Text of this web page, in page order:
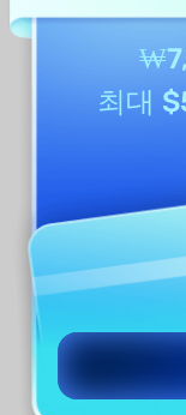
최대